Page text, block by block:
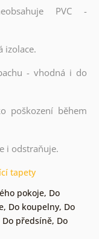
PVC -
izolace.
- vhodná i do
poškození během
i odstraňuje.
tapety
pokoje, Do
, Do koupelny, Do
Do předsíně, Do